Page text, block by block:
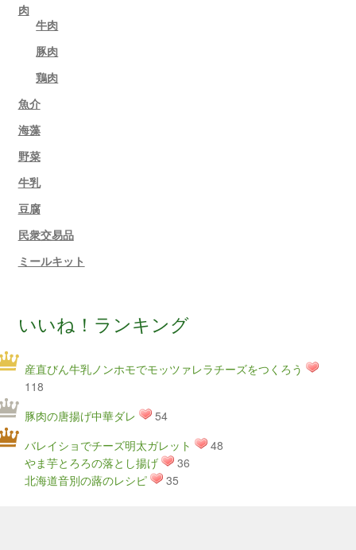
肉
牛肉
豚肉
鶏肉
魚介
海藻
野菜
牛乳
豆腐
民衆交易品
ミールキット
いいね！ランキング
産直びん牛乳ノンホモでモッツァレラチーズをつくろう
118
豚肉の唐揚げ中華ダレ
54
バレイショでチーズ明太ガレット
48
やま芋とろろの落とし揚げ
36
北海道音別の蕗のレシピ
35